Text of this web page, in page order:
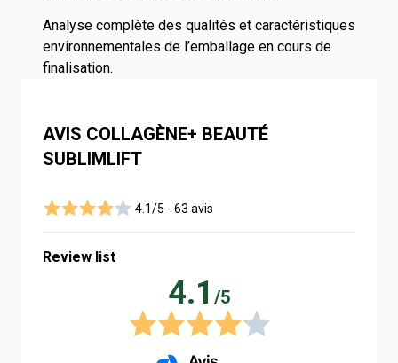
Analyse complète des qualités et caractéristiques
environnementales de l’emballage en cours de
finalisation.
AVIS COLLAGÈNE+ BEAUTÉ
SUBLIMLIFT
4.1/5 - 63 avis
Review list
4.1 /5